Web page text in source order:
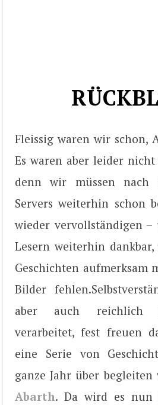
Fleissig waren wir schon,
Es waren aber leider
denn wir müssen nach
Servers weiterhin schon
wieder vervollständigen
Lesern weiterhin
Geschichten aufmerksam
Bilder
aber auch reichlich
verarbeitet, fest freuen
eine Serie von
ganze Jahr über begleiten
Abarth. Da wird es nun